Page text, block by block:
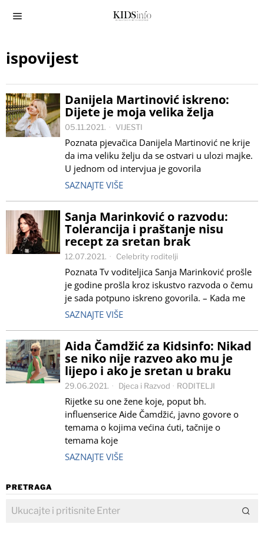
ispovijest
Danijela Martinović iskreno:
Dijete je moja velika želja
05.11.2021. VIJESTI
Poznata pjevačica Danijela Martinović ne krije
da ima veliku želju da se ostvari u ulozi majke.
U jednom od intervjua je govorila
SAZNAJTE VIŠE
Sanja Marinković o razvodu:
Tolerancija i praštanje nisu
recept za sretan brak
12.07.2021. Celebrity roditelji
Poznata Tv voditeljica Sanja Marinković prošle
je godine prošla kroz iskustvo razvoda o čemu
je sada potpuno iskreno govorila. – Kada me
SAZNAJTE VIŠE
Aida Čamdžić za Kidsinfo: Nikad
se niko nije razveo ako mu je
lijepo i ako je sretan u braku
29.06.2021. Djeca i Razvod · RODITELJI
Rijetke su one žene koje, poput bh.
influenserice Aide Čamdžić, javno govore o
temama o kojima većina ćuti, tačnije o
temama koje
SAZNAJTE VIŠE
PRETRAGA